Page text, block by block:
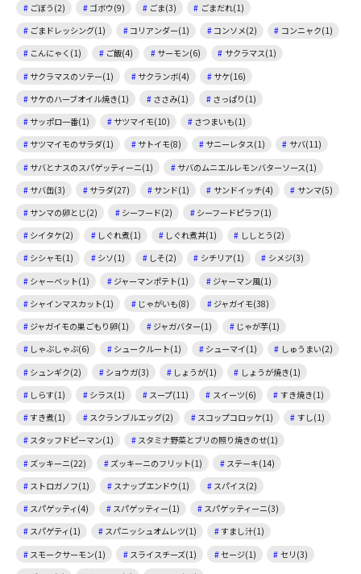
ごぼう(2)
ゴボウ(9) ごま(3)
ごまだれ(1)
ごまドレッシング(1)
コリアンダー(1) コンソメ(2)
コンニャク(1)
こんにゃく(1)
ご飯(4) サーモン(6)
サクラマス(1)
サクラマスのソテー(1)
サクランボ(4)
サケ(16)
サケのハーブオイル焼き(1)
ささみ(1)
さっぱり(1)
サッポロ一番(1)
サツマイモ(10)
さつまいも(1)
サツマイモのサラダ(1)
サトイモ(8) サニーレタス(1)
サバ(11)
サバとナスのスパゲッティーニ(1)
サバのムニエルレモンバターソース(1)
サバ缶(3)
サラダ(27) サンド(1) サンドイッチ(4)
サンマ(5)
サンマの卵とじ(2)
シーフード(2)
シーフードピラフ(1)
シイタケ(2)
しぐれ煮(1) しぐれ煮丼(1)
ししとう(2)
シシャモ(1)
シソ(1) しそ(2) シチリア(1)
シメジ(3)
シャーベット(1)
ジャーマンポテト(1)
ジャーマン風(1)
シャインマスカット(1)
じゃがいも(8)
ジャガイモ(38)
ジャガイモの巣ごもり卵(1)
ジャガバター(1)
じゃが芋(1)
しゃぶしゃぶ(6)
シュークルート(1) シューマイ(1)
しゅうまい(2)
シュンギク(2)
ショウガ(3) しょうが(1)
しょうが焼き(1)
しらす(1)
シラス(1) スープ(11) スイーツ(6)
すき焼き(1)
すき煮(1)
スクランブルエッグ(2) スコップコロッケ(1)
すし(1)
スタッフドピーマン(1)
スタミナ野菜とブリの照り焼きのせ(1)
ズッキーニ(22)
ズッキーニのフリット(1)
ステーキ(14)
ストロガノフ(1)
スナップエンドウ(1)
スパイス(2)
スパゲッティ(4)
スパゲッティー(1)
スパゲッティーニ(3)
スパゲティ(1)
スパニッシュオムレツ(1)
すまし汁(1)
スモークサーモン(1)
スライスチーズ(1) セージ(1)
セリ(3)